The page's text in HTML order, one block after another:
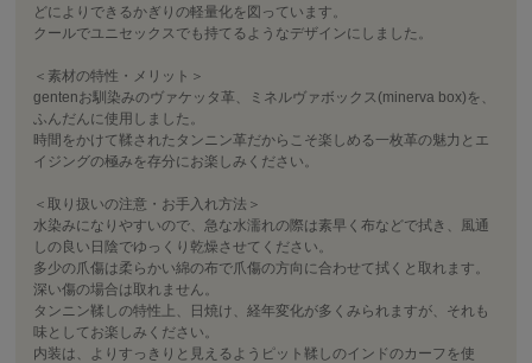
どによりできるかぎりの軽量化を図っています。
クールでユニセックスでも持てるようなデザインにしました。
＜素材の特性・メリット＞
gentenお馴染みのヴァケッタ革、ミネルヴァボックス(minerva box)を、
ふんだんに使用しました。
時間をかけて鞣されたタンニン革だからこそ楽しめる一枚革の魅力とエ
イジングの極みを存分にお楽しみください。
＜取り扱いの注意・お手入れ方法＞
水染みになりやすいので、急な水濡れの際は素早く布などで拭き、風通
しの良い日陰でゆっくり乾燥させてください。
多少の爪傷は柔らかい綿の布で爪傷の方向に合わせて拭くと取れます。
深い傷の場合は取れません。
タンニン鞣しの特性上、日焼け、経年変化が多くみられますが、それも
味としてお楽しみください。
内装は、よりすっきりと見えるようピット鞣しのインドのカーフを使